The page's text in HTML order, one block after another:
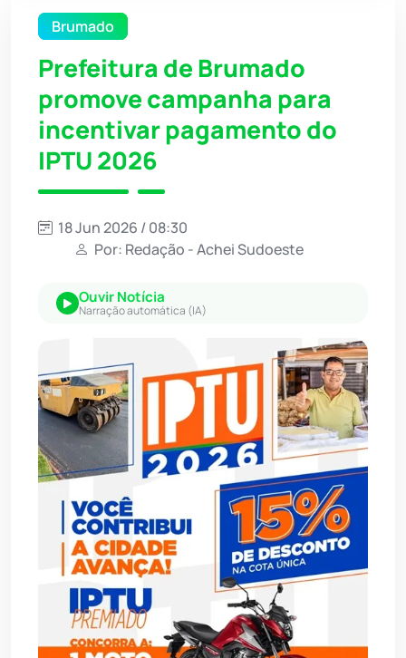
Brumado
Prefeitura de Brumado
promove campanha para
incentivar pagamento do
IPTU 2026
18 Jun 2026 / 08:30
Por: Redação - Achei Sudoeste
Ouvir Notícia
Narração automática (IA)